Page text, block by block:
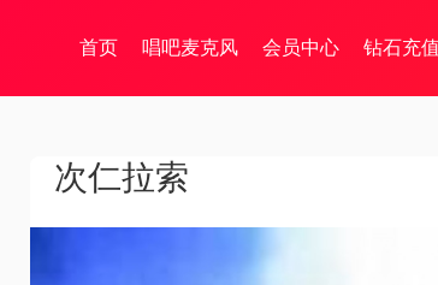
首页 唱吧麦克风 会员中心 钻石充值
次仁拉索